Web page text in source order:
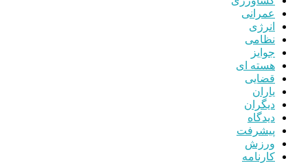
عمرانی
انرژی
نظامی
جوایز
هسته ای
قضایی
یاران
دیگران
دیدگاه
پیشرفت
ورزش
کارنامه